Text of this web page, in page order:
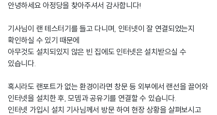
안녕하세요 아정당을 찾아주셔서 감사합니다!
기사님이 랜 테스터기를 들고 다니며, 인터넷이 잘 연결되었는지
확인하실 수 있기 때문에
아무것도 설치되있지 않은 빈 집에도 인터넷은 설치받으실 수
있습니다.
혹시라도 랜포트가 없는 환경이라면 창문 등 외부에서 랜선을 끌어와
인터넷을 설치한 후, 모뎀과 공유기를 연결할 수 있습니다.
인터넷 가입시 설치 기사님께서 방문 하여 현장 상황을 살펴보시고